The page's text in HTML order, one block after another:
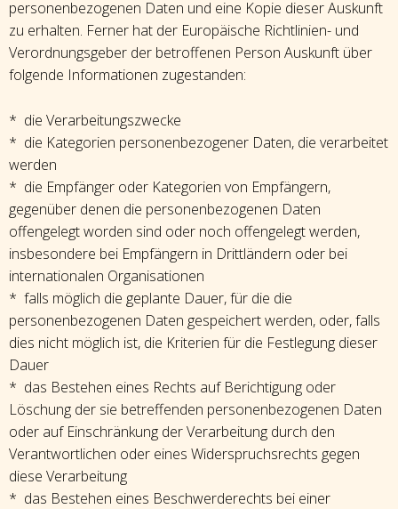
personenbezogenen Daten und eine Kopie dieser Auskunft
zu erhalten. Ferner hat der Europäische Richtlinien- und
Verordnungsgeber der betroffenen Person Auskunft über
folgende Informationen zugestanden:
* die Verarbeitungszwecke
* die Kategorien personenbezogener Daten, die verarbeitet
werden
* die Empfänger oder Kategorien von Empfängern,
gegenüber denen die personenbezogenen Daten
offengelegt worden sind oder noch offengelegt werden,
insbesondere bei Empfängern in Drittländern oder bei
internationalen Organisationen
* falls möglich die geplante Dauer, für die die
personenbezogenen Daten gespeichert werden, oder, falls
dies nicht möglich ist, die Kriterien für die Festlegung dieser
Dauer
* das Bestehen eines Rechts auf Berichtigung oder
Löschung der sie betreffenden personenbezogenen Daten
oder auf Einschränkung der Verarbeitung durch den
Verantwortlichen oder eines Widerspruchsrechts gegen
diese Verarbeitung
* das Bestehen eines Beschwerderechts bei einer